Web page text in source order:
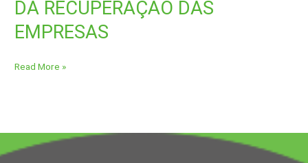
DA RECUPERAÇÃO DAS
EMPRESAS
Read More »